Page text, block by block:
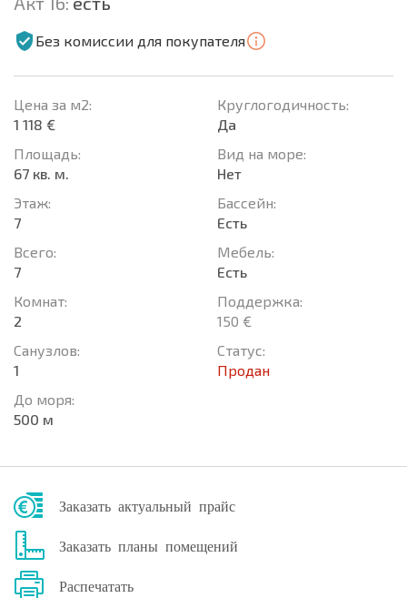
Без комиссии для покупателя
Цена за м2:
1 118 €
Площадь:
67 кв. м.
Этаж:
7
Всего:
7
Комнат:
2
Санузлов:
1
До моря:
500 м
Круглогодичность:
Да
Вид на море:
Нет
Басcейн:
Есть
Мебель:
Есть
Поддержка:
150 €
Статус:
Продан
Заказать актуальный прайс
Заказать планы помещений
Распечатать